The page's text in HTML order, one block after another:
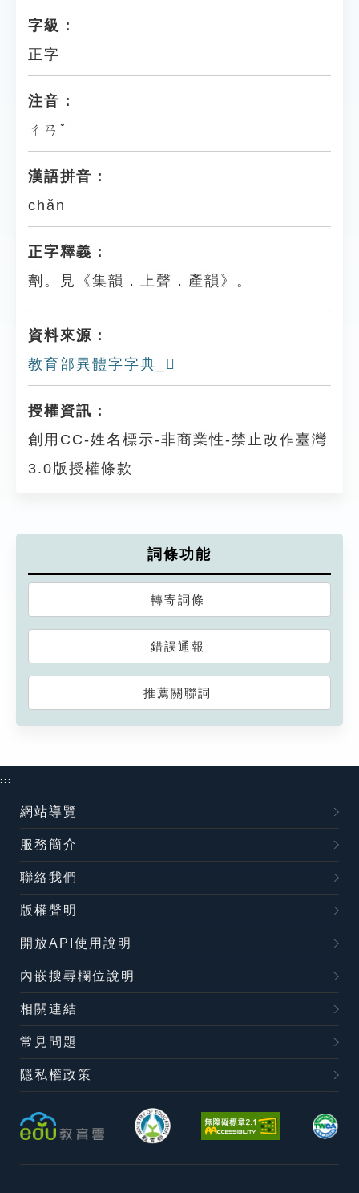
字級：
正字
注音：
ㄔㄢˇ
漢語拼音：
chǎn
正字釋義：
劑。見《集韻．上聲．產韻》。
資料來源：
教育部異體字字典_𠠮
授權資訊：
創用CC-姓名標示-非商業性-禁止改作臺灣
3.0版授權條款
詞條功能
轉寄詞條
錯誤通報
推薦關聯詞
:::
網站導覽
服務簡介
聯絡我們
版權聲明
開放API使用說明
內嵌搜尋欄位說明
相關連結
常見問題
隱私權政策